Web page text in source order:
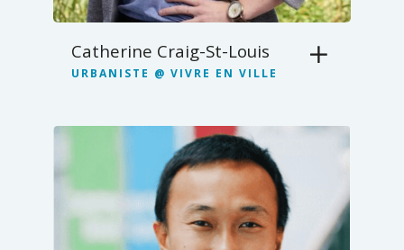
Catherine Craig-St-Louis
URBANISTE @ VIVRE EN VILLE